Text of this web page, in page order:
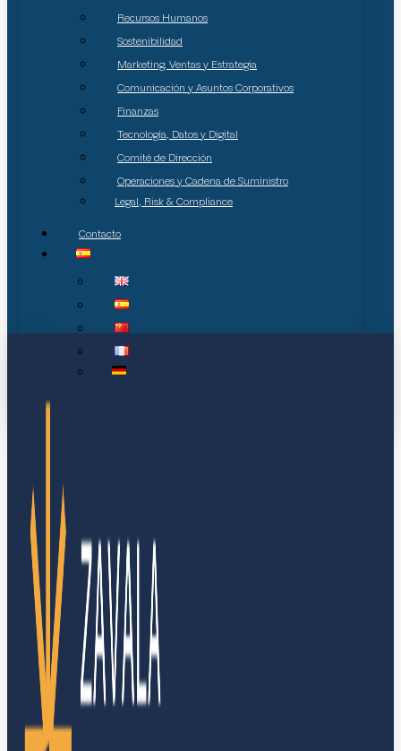
Recursos Humanos
Sostenibilidad
Marketing, Ventas y Estrategia
Comunicación y Asuntos Corporativos
Finanzas
Tecnología, Datos y Digital
Comité de Dirección
Operaciones y Cadena de Suministro
Legal, Risk & Compliance
Contacto